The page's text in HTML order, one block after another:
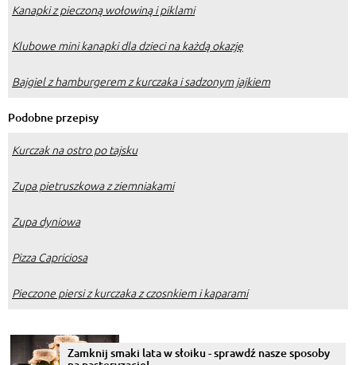
Kanapki z pieczoną wołowiną i piklami
Klubowe mini kanapki dla dzieci na każdą okazję
Bajgiel z hamburgerem z kurczaka i sadzonym jajkiem
Podobne przepisy
Kurczak na ostro po tajsku
Zupa pietruszkowa z ziemniakami
Zupa dyniowa
Pizza Capriciosa
Pieczone piersi z kurczaka z czosnkiem i kaparami
Zamknij smaki lata w słoiku - sprawdź nasze sposoby